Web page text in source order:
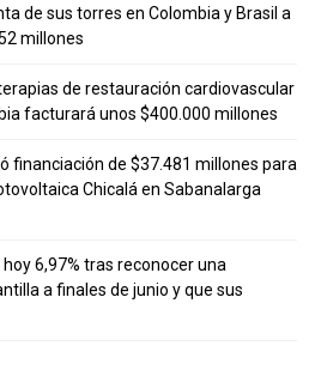
de sus torres en Colombia y Brasil a
millones
de restauración cardiovascular
facturará unos $400.000 millones
financiación de $37.481 millones para
Chicalá en Sabanalarga
6,97% tras reconocer una
a finales de junio y que sus